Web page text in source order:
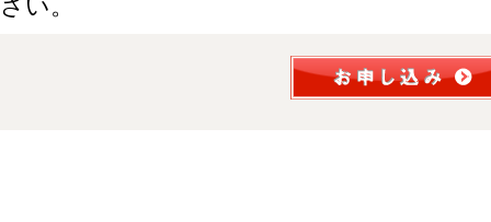
さい。